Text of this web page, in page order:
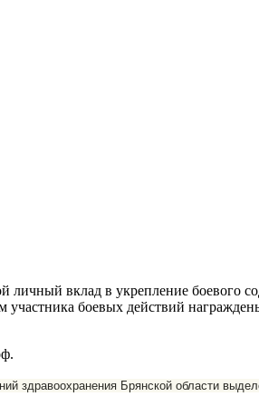
личный вклад в укрепление боевого
участника боевых действий
здравоохранения Брянской области